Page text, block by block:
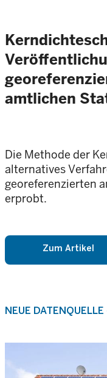
amtlichen
Die Methode der
alternatives
georeferenzierten
erprobt.
Zum Artikel
NEUE